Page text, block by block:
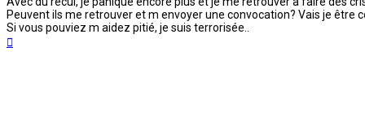
Peuvent ils me retrouver et m envoyer une convocation? Vais je être
Si vous pouviez m aidez pitié, je suis terrorisée..